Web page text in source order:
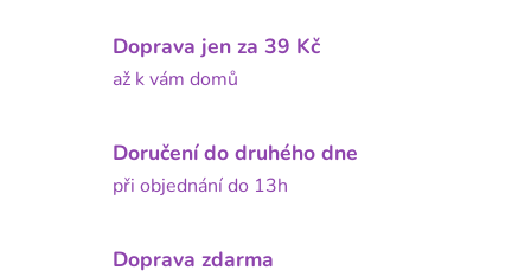
Doprava jen za 39 Kč
až k vám domů
Doručení do druhého dne
při objednání do 13h
Doprava zdarma